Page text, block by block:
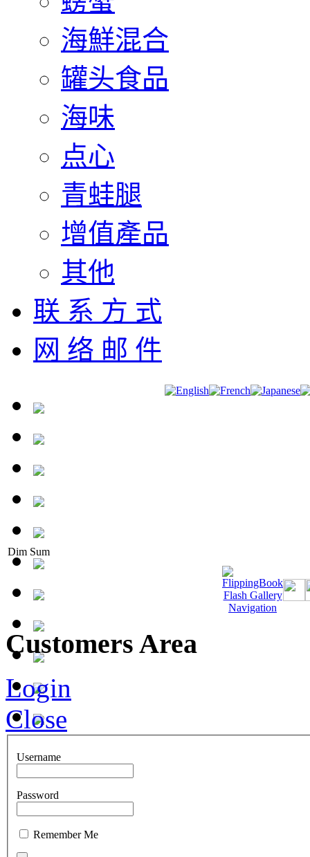
海鮮混合
罐头食品
海味
点心
青蛙腿
增值產品
其他
联 系 方 式
网 络 邮 件
Dim Sum
Customers Area
Login
Close
Username
Password
Remember Me